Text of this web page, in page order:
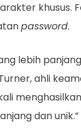
khusus.
password.
lebih
ahli
dan unik.”